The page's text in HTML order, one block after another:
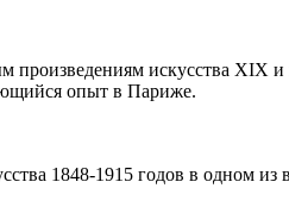
произведениям искусства
опыт в Париже.
1848-1915 годов в одном